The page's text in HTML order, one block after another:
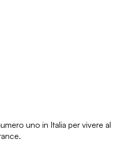
uno in Italia per vivere al